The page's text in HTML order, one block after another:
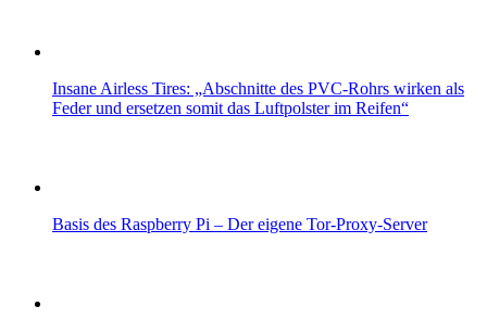
Insane Airless Tires: „Abschnitte des PVC-Rohrs wirken als
Feder und ersetzen somit das Luftpolster im Reifen“
Basis des Raspberry Pi – Der eigene Tor-Proxy-Server